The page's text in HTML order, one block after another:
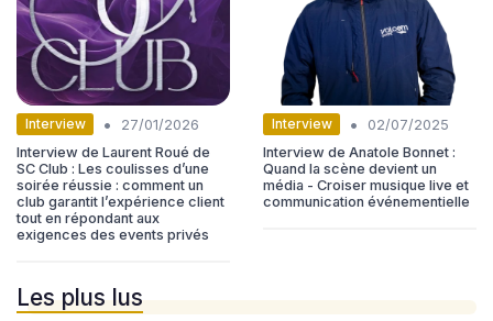
Interview •
27/01/2026
Interview de Laurent Roué de
SC Club : Les coulisses d’une
soirée réussie : comment un
club garantit l’expérience client
tout en répondant aux
exigences des events privés
Interview •
02/07/2025
Interview de Anatole Bonnet :
Quand la scène devient un
média - Croiser musique live et
communication événementielle
Les plus lus